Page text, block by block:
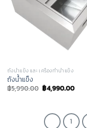
ถังน้ำแข็ง และ เครื่องทำน้ำแข็ง
ถังน้ำแข็ง
฿5,990.00 ฿4,990.00
1